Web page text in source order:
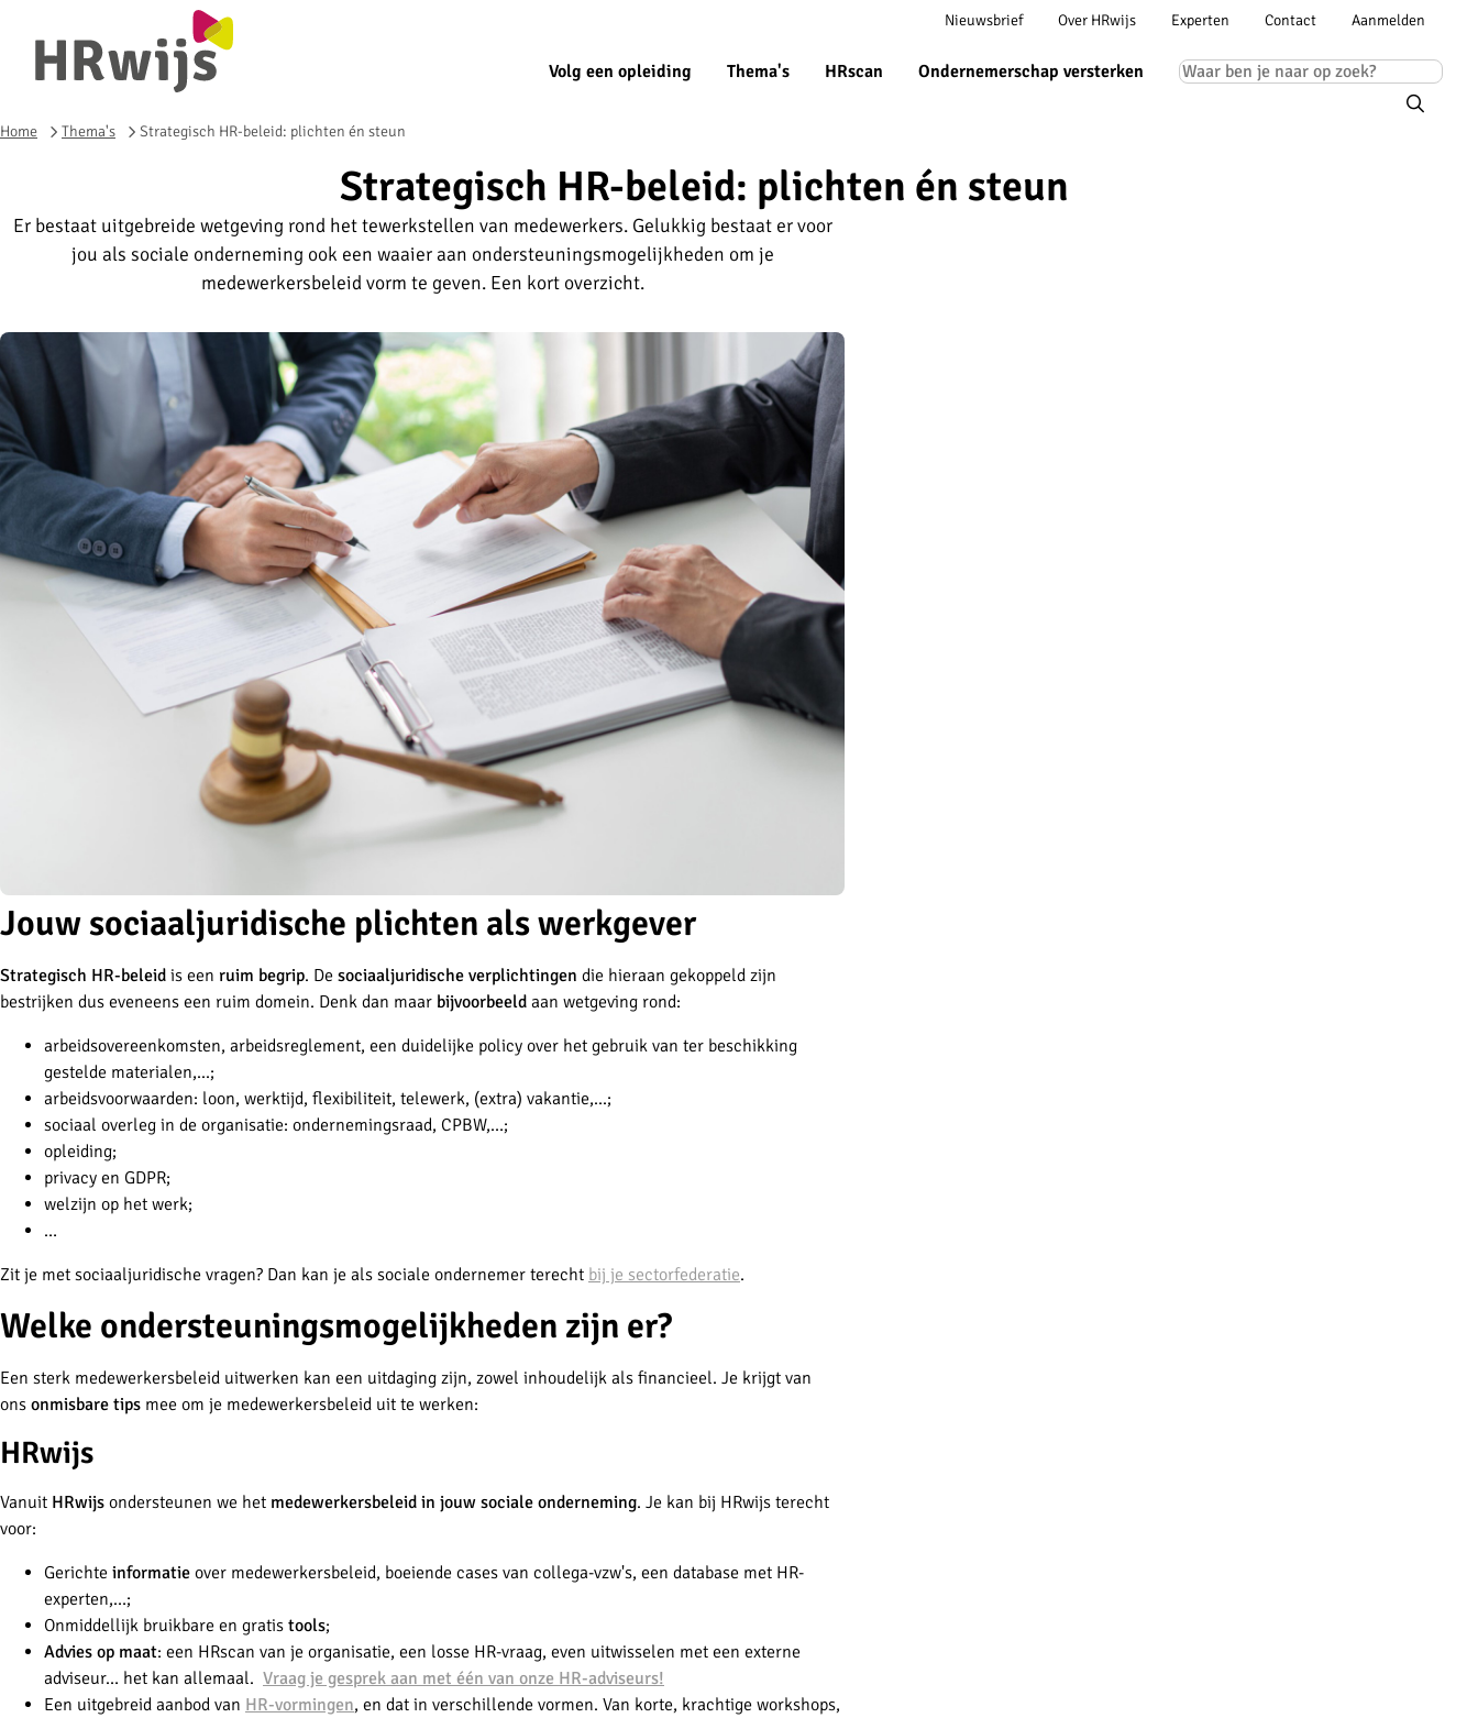
navigation
Volg een opleiding Thema's HRscan Ondernemerschap versterken
Meta
Nieuwsbrief Over HRwijs Experten Contact
Account
Aanmelden
Home Thema's Strategisch HR-beleid: plichten én steun
Strategisch HR-beleid: plichten én steun
Er bestaat uitgebreide wetgeving rond het tewerkstellen van medewerkers. Gelukkig bestaat er voor
jou als sociale onderneming ook een waaier aan ondersteuningsmogelijkheden om je
medewerkersbeleid vorm te geven. Een kort overzicht.
Jouw sociaaljuridische plichten als werkgever
Strategisch HR-beleid is een ruim begrip. De sociaaljuridische verplichtingen die hieraan gekoppeld zijn
bestrijken dus eveneens een ruim domein. Denk dan maar bijvoorbeeld aan wetgeving rond:
arbeidsovereenkomsten, arbeidsreglement, een duidelijke policy over het gebruik van ter beschikking
gestelde materialen,...;
arbeidsvoorwaarden: loon, werktijd, flexibiliteit, telewerk, (extra) vakantie,...;
sociaal overleg in de organisatie: ondernemingsraad, CPBW,…;
opleiding;
privacy en GDPR;
welzijn op het werk;
…
Zit je met sociaaljuridische vragen? Dan kan je als sociale ondernemer terecht bij je sectorfederatie.
Welke ondersteuningsmogelijkheden zijn er?
Een sterk medewerkersbeleid uitwerken kan een uitdaging zijn, zowel inhoudelijk als financieel. Je krijgt van
ons onmisbare tips mee om je medewerkersbeleid uit te werken:
HRwijs
Vanuit HRwijs ondersteunen we het medewerkersbeleid in jouw sociale onderneming. Je kan bij HRwijs terecht
voor:
Gerichte informatie over medewerkersbeleid, boeiende cases van collega-vzw's, een database met HR-
experten,…;
Onmiddellijk bruikbare en gratis tools;
Advies op maat: een HRscan van je organisatie, een losse HR-vraag, even uitwisselen met een externe
adviseur… het kan allemaal. Vraag je gesprek aan met één van onze HR-adviseurs!
Een uitgebreid aanbod van HR-vormingen, en dat in verschillende vormen. Van korte, krachtige workshops,